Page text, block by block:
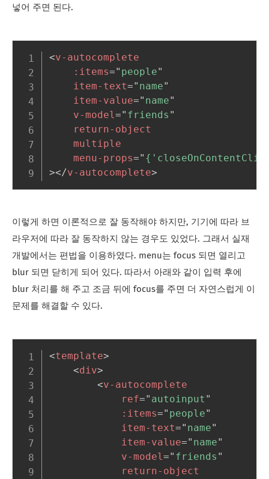
넣어 주면 된다.
<v-autocomplete
:items=" people"
item-text=" name"
item-value=" name"
v-model=" friends "
return-object
multiple
menu-props="
></v-autocomplete>
이렇게 하면 이론적으로 잘 동작해야 하지만, 기기에 따라 브
라우저에 따라 잘 동작하지 않는 경우도 있었다. 그래서 실재
개발에서는 편법을 이용하였다. menu는 focus 되면 열리고
blur 되면 닫히게 되어 있다. 따라서 아래와 같이 입력 후에
blur 처리를 해 주고 조금 뒤에 focus를 주면 더 자연스럽게 이
문제를 해결할 수 있다.
<template>
<div>
<v-autocomplete
ref=" autoinput "
:items=" people"
item-text=" name"
item-value=" name"
v-model=" friends "
return-object